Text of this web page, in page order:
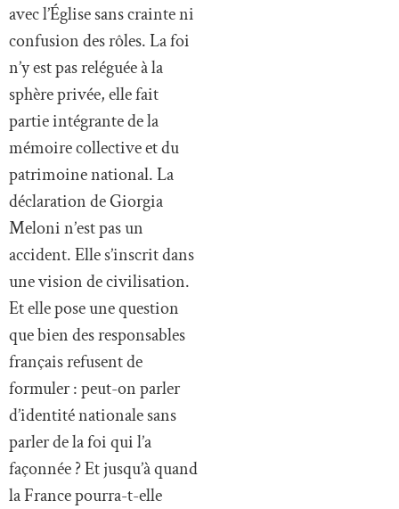
avec l’Église sans crainte ni
confusion des rôles. La foi
n’y est pas reléguée à la
sphère privée, elle fait
partie intégrante de la
mémoire collective et du
patrimoine national. La
déclaration de Giorgia
Meloni n’est pas un
accident. Elle s’inscrit dans
une vision de civilisation.
Et elle pose une question
que bien des responsables
français refusent de
formuler : peut-on parler
d’identité nationale sans
parler de la foi qui l’a
façonnée ? Et jusqu’à quand
la France pourra-t-elle